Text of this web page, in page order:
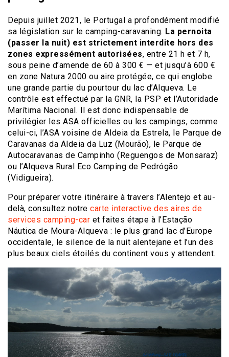
Depuis juillet 2021, le Portugal a profondément modifié
sa législation sur le camping-caravaning. La pernoita
(passer la nuit) est strictement interdite hors des
zones expressément autorisées, entre 21 h et 7 h,
sous peine d’amende de 60 à 300 € — et jusqu’à 600 €
en zone Natura 2000 ou aire protégée, ce qui englobe
une grande partie du pourtour du lac d’Alqueva. Le
contrôle est effectué par la GNR, la PSP et l’Autoridade
Marítima Nacional. Il est donc indispensable de
privilégier les ASA officielles ou les campings, comme
celui-ci, l’ASA voisine de Aldeia da Estrela, le Parque de
Caravanas da Aldeia da Luz (Mourão), le Parque de
Autocaravanas de Campinho (Reguengos de Monsaraz)
ou l’Alqueva Rural Eco Camping de Pedrógão
(Vidigueira).
Pour préparer votre itinéraire à travers l’Alentejo et au-
delà, consultez notre carte interactive des aires de
services camping-car et faites étape à l’Estação
Náutica de Moura-Alqueva : le plus grand lac d’Europe
occidentale, le silence de la nuit alentejane et l’un des
plus beaux ciels étoilés du continent vous y attendent.